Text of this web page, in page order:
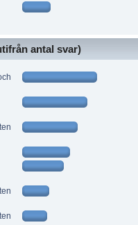
antal svar)